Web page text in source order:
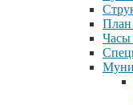
План
Часы